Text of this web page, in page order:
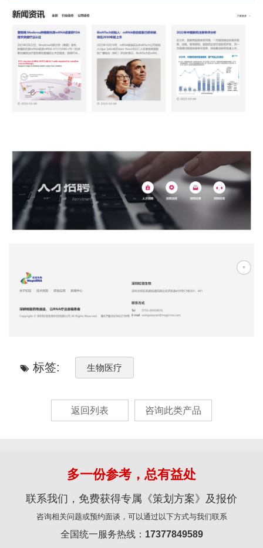
标签: 生物医疗
返回列表 咨询此类产品
多一份参考，总有益处
联系我们，免费获得专属《策划方案》及报价
咨询相关问题或预约面谈，可以通过以下方式与我们联系
全国统一服务热线： 17377849589